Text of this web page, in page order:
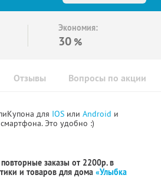
Экономия:
30 %
Отзывы Вопросы по акции
для IOS или Android и
Это удобно :)
заказы от 2200р. в
и товаров для дома «Улыбка